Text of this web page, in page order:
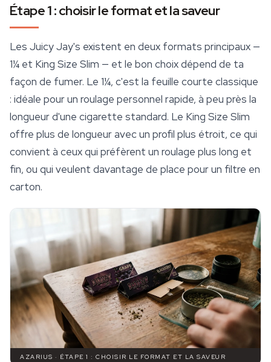
Étape 1 : choisir le format et la saveur
Les Juicy Jay's existent en deux formats principaux —
1¼ et King Size Slim — et le bon choix dépend de ta
façon de fumer. Le 1¼, c'est la feuille courte classique
: idéale pour un roulage personnel rapide, à peu près la
longueur d'une cigarette standard. Le King Size Slim
offre plus de longueur avec un profil plus étroit, ce qui
convient à ceux qui préfèrent un roulage plus long et
fin, ou qui veulent davantage de place pour un filtre en
carton.
AZARIUS · ÉTAPE 1 : CHOISIR LE FORMAT ET LA SAVEUR